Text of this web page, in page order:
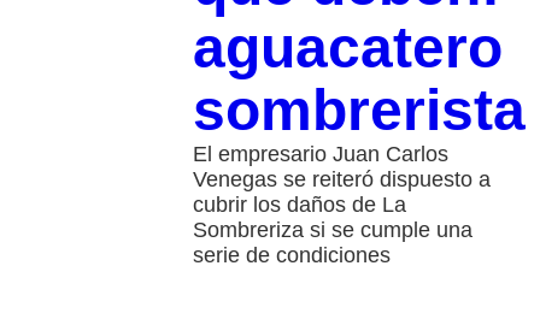
aguacatero
sombrerista
El empresario Juan Carlos
Venegas se reiteró dispuesto a
cubrir los daños de La
Sombreriza si se cumple una
serie de condiciones